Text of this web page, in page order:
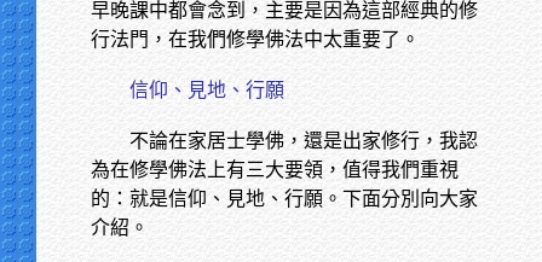
早晚課中都會念到，主要是因為這部經典的修
行法門，在我們修學佛法中太重要了。
信仰、見地、行願
不論在家居士學佛，還是出家修行，我認
為在修學佛法上有三大要領，值得我們重視
的：就是信仰、見地、行願。下面分別向大家
介紹。